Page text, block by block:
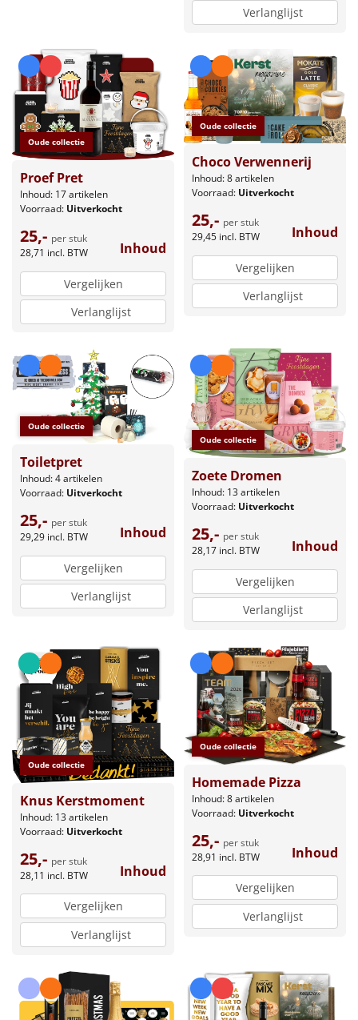
Verlanglijst
Oude collectie
Proef Pret
Inhoud: 17 artikelen
Voorraad: Uitverkocht
25,- per stuk
28,71 incl. BTW Inhoud
Vergelijken
Verlanglijst
Oude collectie
Choco Verwennerij
Inhoud: 8 artikelen
Voorraad: Uitverkocht
25,- per stuk
29,45 incl. BTW Inhoud
Vergelijken
Verlanglijst
Oude collectie
Toiletpret
Inhoud: 4 artikelen
Voorraad: Uitverkocht
25,- per stuk
29,29 incl. BTW Inhoud
Vergelijken
Verlanglijst
Oude collectie
Zoete Dromen
Inhoud: 13 artikelen
Voorraad: Uitverkocht
25,- per stuk
28,17 incl. BTW Inhoud
Vergelijken
Verlanglijst
Oude collectie
Knus Kerstmoment
Inhoud: 13 artikelen
Voorraad: Uitverkocht
25,- per stuk
28,11 incl. BTW Inhoud
Vergelijken
Verlanglijst
Oude collectie
Homemade Pizza
Inhoud: 8 artikelen
Voorraad: Uitverkocht
25,- per stuk
28,91 incl. BTW Inhoud
Vergelijken
Verlanglijst